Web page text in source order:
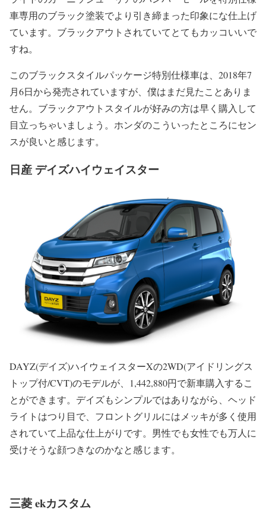
車専用のブラック塗装でより引き締まった印象にな仕上げ
ています。ブラックアウトされていてとてもカッコいいで
すね。
このブラックスタイルパッケージ特別仕様車は、2018年7
月6日から発売されていますが、僕はまだ見たことありま
せん。ブラックアウトスタイルが好みの方は早く購入して
目立っちゃいましょう。ホンダのこういったところにセン
スが良いと感じます。
日産 デイズハイウェイスター
DAYZ(デイズ)ハイウェイスターXの2WD(アイドリングス
トップ付/CVT)のモデルが、1,442,880円で新車購入するこ
とができます。デイズもシンプルではありながら、ヘッド
ライトはつり目で、フロントグリルにはメッキが多く使用
されていて上品な仕上がりです。男性でも女性でも万人に
受けそうな顔つきなのかなと感じます。
三菱 ekカスタム